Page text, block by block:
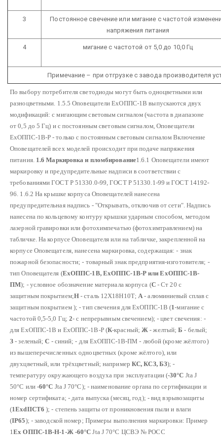
3
Постоянное свечение или мигание с частотой
напряжения питания
4 мигание с частотой от 5,0 до 10,0 Гц
Примечание – при отгрузке с завода производителя
По выбору потребителя светодиоды могут быть одноцветными или
разноцветными. 1.5.5 Оповещатели ЕхОППС-1В выпускаются двух
модификаций: с мигающим световым сигналом (частота в диапазоне
от 0,5 до 5 Гц) и с постоянным световым сигналом, Оповещатели
ЕхОППС-1В-Р - только с постоянным световым сигналом Включение
Оповещателей всех моделей происходит при подаче напряжения
питания. 1.6 Маркировка и пломбирование1.6.1 Оповещатели имеют
маркировку и предупредительные надписи в соответствии с
требованиями ГОСТ Р 51330.0-99, ГОСТ Р 51330.1-99 и ГОСТ 14192-
96. 1.6.2 На крышке корпуса Оповещателей нанесена
предупредительная надпись - "Открывать, отключив от сети". Надпись
нанесена по кольцевому контуру крышки ударным способом, методом
лазерной гравировки или фотохимпечатью (фотохимтравлением) на
табличке. На корпусе Оповещателя или на табличке, закрепленной на
корпусе Оповещателя, нанесена маркировка, содержащая:- знак
пожарной безопасности;- товарный знак предприятия-изготовителя; -
тип Оповещателя (ЕхОППС-1В, ЕхОППС-1В-Р или ЕхОППС-1В-
ПМ); - условное обозначение материала корпуса (С- Ст 20 с
защитным покрытием;Н - сталь 12Х18Н10Т; А - алюминиевый сплав с
защитным покрытием ); - тип свечения для ЕхОППС-1В (1-мигание с
частотой 0,5-5,0 Гц;2- с непрерывным свечением);- цвет свечения: -
для ЕхОППС-1В и ЕхОППС-1В-Р (К-красный;Ж- желтый;Б - белый;
З - зеленый;С - синий; - для ЕхОППС-1В-ПМ - любой (кроме жёлтого)
из вышеперечисленных одноцветных (кроме жёлтого), или
двухцветный, или трёхцветный; например КС, КСЗ, БЗ); -
температуру окружающего воздуха при эксплуатации (-30°С ЈtaЈ
50°С или -60°С Јta Ј 70°С); - наименование органа по сертификации и
номер сертификата; - дата выпуска (месяц, год); - вид взрывозащиты
(1ExdIIСТ6 ); - степень защиты от проникновения пыли и влаги
(IP65); - заводской номер; Примеры выполнения маркировки: Пример
1Ех ОППС-1В-Н-1-Ж -60°СЈta Ј70°С ЦСВЭ № РОСС